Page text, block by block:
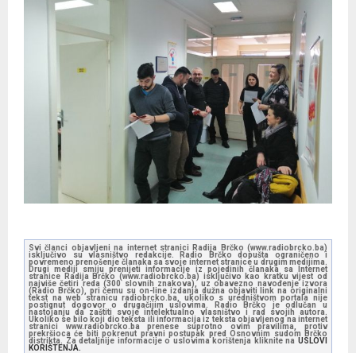
Svi članci objavljeni na internet stranici Radija Brčko (www.radiobrcko.ba)
isključivo su vlasništvo redakcije. Radio Brčko dopušta ograničeno i
povremeno prenošenje članaka sa svoje internet stranice u drugim medijima.
Drugi mediji smiju prenijeti informacije iz pojedinih članaka sa Internet
stranice Radija Brčko (www.radiobrcko.ba) isključivo kao kratku vijest od
najviše četiri reda (300 slovnih znakova), uz obavezno navođenje izvora
(Radio Brčko), pri čemu su on-line izdanja dužna objaviti link na originalni
tekst na web stranicu radiobrcko.ba, ukoliko s uredništvom portala nije
postignut dogovor o drugačijim uslovima. Radio Brčko je odlučan u
nastojanju da zaštiti svoje intelektualno vlasništvo i rad svojih autora.
Ukoliko se bilo koji dio teksta ili informacija iz teksta objavljenog na internet
stranici www.radiobrcko.ba prenese suprotno ovim pravilima, protiv
prekršioca će biti pokrenut pravni postupak pred Osnovnim sudom Brčko
distrikta. Za detaljnije informacije o uslovima korištenja kliknite na USLOVI
KORIŠTENJA.